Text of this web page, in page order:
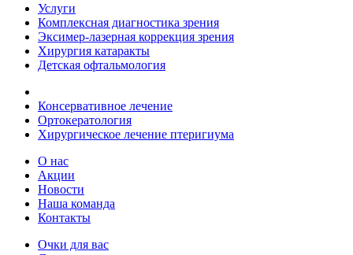
Услуги
Комплексная диагностика зрения
Эксимер-лазерная коррекция зрения
Хирургия катаракты
Детская офтальмология
Консервативное лечение
Ортокератология
Хирургическое лечение птеригиума
О нас
Акции
Новости
Наша команда
Контакты
Очки для вас